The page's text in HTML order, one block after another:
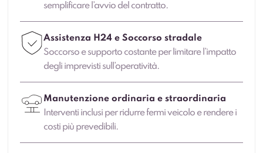
semplificare l’avvio del contratto.
Assistenza H24 e Soccorso stradale
Soccorso e supporto costante per limitare l’impatto
degli imprevisti sull’operatività.
Manutenzione ordinaria e straordinaria
Interventi inclusi per ridurre fermi veicolo e rendere i
costi più prevedibili.